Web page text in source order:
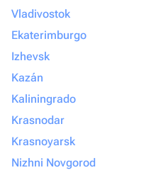
Vladivostok
Ekaterimburgo
Izhevsk
Kazán
Kaliningrado
Krasnodar
Krasnoyarsk
Nizhni Novgorod